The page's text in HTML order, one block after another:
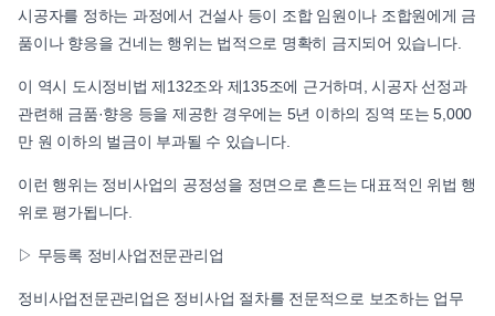
시공자를 정하는 과정에서 건설사 등이 조합 임원이나 조합원에게 금
품이나 향응을 건네는 행위는 법적으로 명확히 금지되어 있습니다.
이 역시 도시정비법 제132조와 제135조에 근거하며, 시공자 선정과
관련해 금품·향응 등을 제공한 경우에는 5년 이하의 징역 또는 5,000
만 원 이하의 벌금이 부과될 수 있습니다.
이런 행위는 정비사업의 공정성을 정면으로 흔드는 대표적인 위법 행
위로 평가됩니다.
▷ 무등록 정비사업전문관리업
정비사업전문관리업은 정비사업 절차를 전문적으로 보조하는 업무